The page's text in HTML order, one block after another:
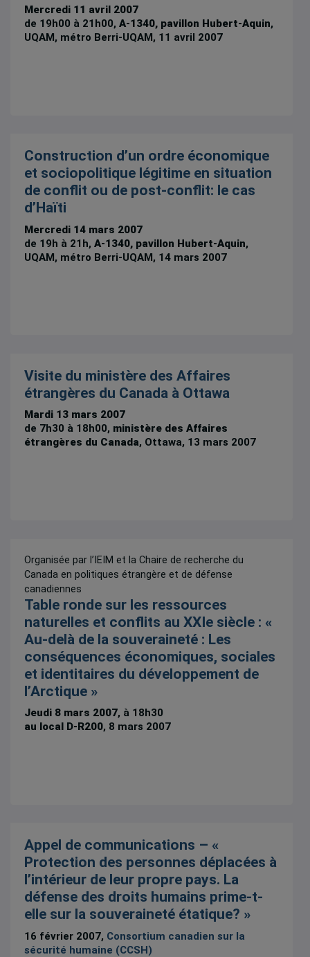
Mercredi 11 avril 2007
de 19h00 à 21h00,A-1340, pavillon Hubert-Aquin,
UQAM, métro Berri-UQAM, 11 avril 2007
Construction d’un ordre économique
et sociopolitique légitime en situation
de conflit ou de post-conflit: le cas
d’Haïti
Mercredi 14 mars 2007
de 19h à 21h,A-1340, pavillon Hubert-Aquin,
UQAM, métro Berri-UQAM, 14 mars 2007
Visite du ministère des Affaires
étrangères du Canada à Ottawa
Mardi 13 mars 2007
de 7h30 à 18h00, ministère des Affaires
étrangères du Canada, Ottawa, 13 mars 2007
Organisée par l’IEIM et la Chaire de recherche du
Canada en politiques étrangère et de défense
canadiennes
Table ronde sur les ressources
naturelles et conflits au XXIe siècle : «
Au-delà de la souveraineté : Les
conséquences économiques, sociales
et identitaires du développement de
l’Arctique »
Jeudi 8 mars 2007, à 18h30
au local D-R200, 8 mars 2007
Appel de communications – «
Protection des personnes déplacées à
l’intérieur de leur propre pays. La
défense des droits humains prime-t-
elle sur la souveraineté étatique? »
16 février 2007, Consortium canadien sur la
sécurité humaine (CCSH)